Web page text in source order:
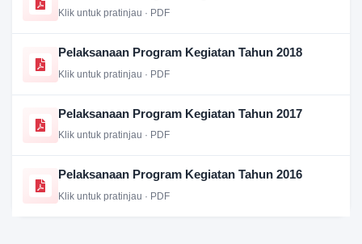
Klik untuk pratinjau · PDF
Pelaksanaan Program Kegiatan Tahun 2018
Klik untuk pratinjau · PDF
Pelaksanaan Program Kegiatan Tahun 2017
Klik untuk pratinjau · PDF
Pelaksanaan Program Kegiatan Tahun 2016
Klik untuk pratinjau · PDF